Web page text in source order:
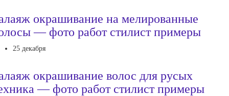
окрашивание на мелированные
— фото работ стилист примеры
25 декабря
окрашивание волос для русых
— фото работ стилист примеры